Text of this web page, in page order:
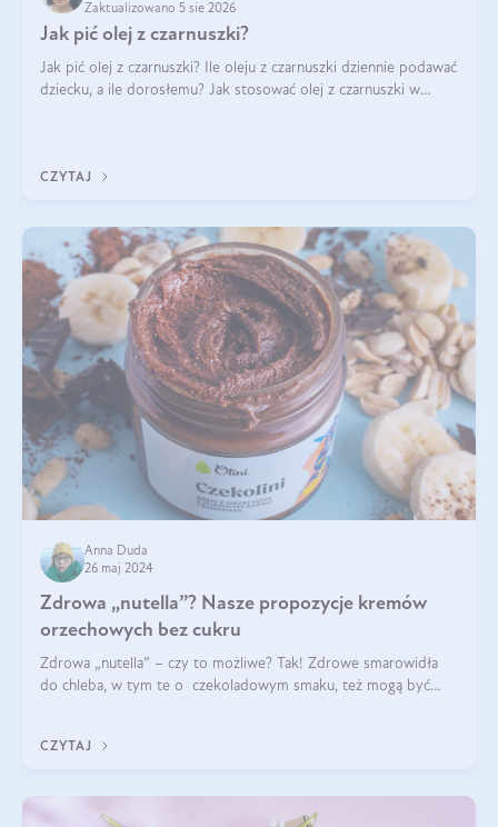
Zaktualizowano 5 sie 2026
Jak pić olej z czarnuszki?
Jak pić olej z czarnuszki? Ile oleju z czarnuszki dziennie podawać
dziecku, a ile dorosłemu? Jak stosować olej z czarnuszki w
CZYTAJ
Anna Duda
26 maj 2024
Zdrowa „nutella”? Nasze propozycje kremów
orzechowych bez cukru
Zdrowa „nutella” – czy to możliwe? Tak! Zdrowe smarowidła
do chleba, w tym te o czekoladowym smaku, też mogą być
CZYTAJ